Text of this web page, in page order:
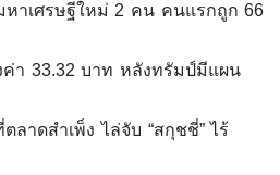
หาเศรษฐีใหม่ 2 คน คนแรกถูก 66
ค่า 33.32 บาท หลังทรัมป์มีแผน
าดสำเพ็ง ไล่จับ “สกุชชี่” ไร้